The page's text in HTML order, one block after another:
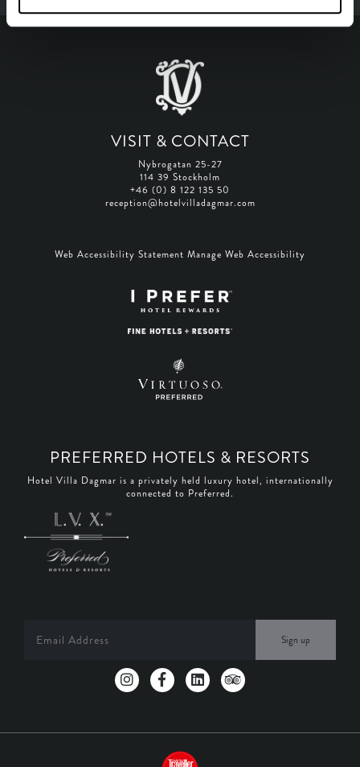
VISIT & CONTACT
Nybrogatan 25-27
114 39 Stockholm
+46 (0) 8 122 135 50
reception@hotelvilladagmar.com
Web Accessibility Statement Manage Web Accessibility
PREFERRED HOTELS & RESORTS
Hotel Villa Dagmar is a privately held luxury hotel, internationally
connected to Preferred.
Sign up